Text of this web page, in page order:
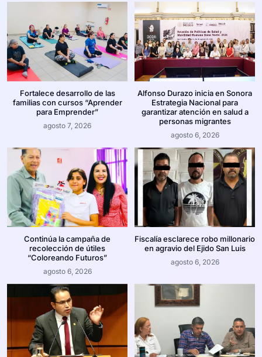
Fortalece desarrollo de las
familias con cursos “Aprender
para Emprender”
agosto 7, 2026
Alfonso Durazo inicia en Sonora
Estrategia Nacional para
garantizar atención en salud a
personas migrantes
agosto 6, 2026
Continúa la campaña de
recolección de útiles
“Coloreando Futuros”
agosto 6, 2026
Fiscalía esclarece robo millonario
en agravio del Ejido San Luis
agosto 6, 2026